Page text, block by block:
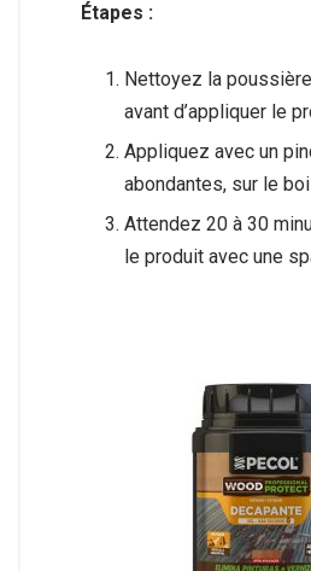
Étapes :
Nettoyez la
avant d’appliquer le
Appliquez avec un
abondantes, sur le
Attendez 20 à 30
le produit avec une